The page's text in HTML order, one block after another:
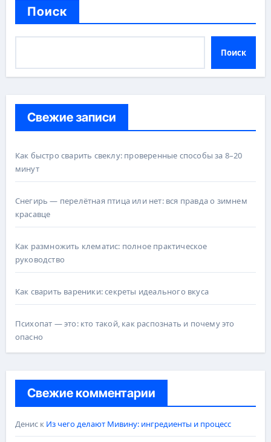
Поиск
Поиск
Свежие записи
Как быстро сварить свеклу: проверенные способы за 8–20
минут
Снегирь — перелётная птица или нет: вся правда о зимнем
красавце
Как размножить клематис: полное практическое
руководство
Как сварить вареники: секреты идеального вкуса
Психопат — это: кто такой, как распознать и почему это
опасно
Свежие комментарии
Дениск Из чего делают Мивину: ингредиенты и процесс